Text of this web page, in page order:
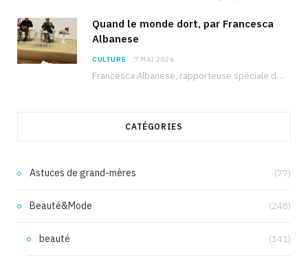
Quand le monde dort, par Francesca
Albanese
CULTURE 7 MAI 2026
Francesca Albanese, rapporteuse spéciale de l’ONU sur les territoires palestiniens occupés, était à Tunis pour…
CATÉGORIES
Astuces de grand-mères (77)
Beauté&Mode (248)
beauté (141)